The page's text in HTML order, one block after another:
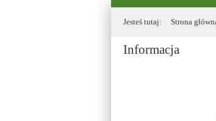
Jesteś tutaj: Strona
Informacja